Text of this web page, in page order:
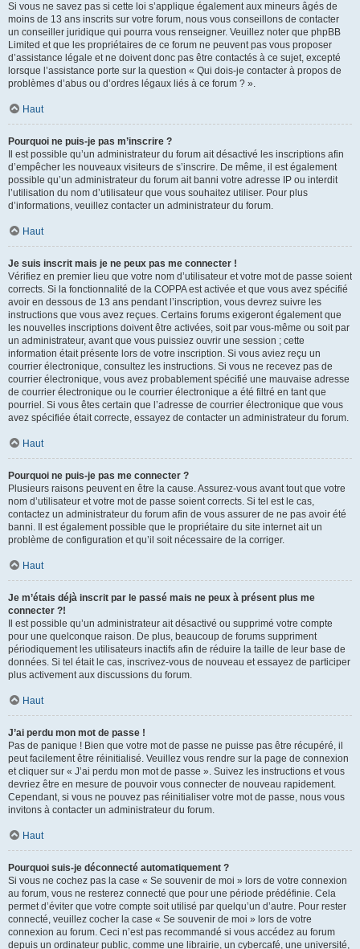
Si vous ne savez pas si cette loi s’applique également aux mineurs âgés de
moins de 13 ans inscrits sur votre forum, nous vous conseillons de contacter
un conseiller juridique qui pourra vous renseigner. Veuillez noter que phpBB
Limited et que les propriétaires de ce forum ne peuvent pas vous proposer
d’assistance légale et ne doivent donc pas être contactés à ce sujet, excepté
lorsque l’assistance porte sur la question « Qui dois-je contacter à propos de
problèmes d’abus ou d’ordres légaux liés à ce forum ? ».
Haut
Pourquoi ne puis-je pas m’inscrire ?
Il est possible qu’un administrateur du forum ait désactivé les inscriptions afin
d’empêcher les nouveaux visiteurs de s’inscrire. De même, il est également
possible qu’un administrateur du forum ait banni votre adresse IP ou interdit
l’utilisation du nom d’utilisateur que vous souhaitez utiliser. Pour plus
d’informations, veuillez contacter un administrateur du forum.
Haut
Je suis inscrit mais je ne peux pas me connecter !
Vérifiez en premier lieu que votre nom d’utilisateur et votre mot de passe soient
corrects. Si la fonctionnalité de la COPPA est activée et que vous avez spécifié
avoir en dessous de 13 ans pendant l’inscription, vous devrez suivre les
instructions que vous avez reçues. Certains forums exigeront également que
les nouvelles inscriptions doivent être activées, soit par vous-même ou soit par
un administrateur, avant que vous puissiez ouvrir une session ; cette
information était présente lors de votre inscription. Si vous aviez reçu un
courrier électronique, consultez les instructions. Si vous ne recevez pas de
courrier électronique, vous avez probablement spécifié une mauvaise adresse
de courrier électronique ou le courrier électronique a été filtré en tant que
pourriel. Si vous êtes certain que l’adresse de courrier électronique que vous
avez spécifiée était correcte, essayez de contacter un administrateur du forum.
Haut
Pourquoi ne puis-je pas me connecter ?
Plusieurs raisons peuvent en être la cause. Assurez-vous avant tout que votre
nom d’utilisateur et votre mot de passe soient corrects. Si tel est le cas,
contactez un administrateur du forum afin de vous assurer de ne pas avoir été
banni. Il est également possible que le propriétaire du site internet ait un
problème de configuration et qu’il soit nécessaire de la corriger.
Haut
Je m’étais déjà inscrit par le passé mais ne peux à présent plus me
connecter ?!
Il est possible qu’un administrateur ait désactivé ou supprimé votre compte
pour une quelconque raison. De plus, beaucoup de forums suppriment
périodiquement les utilisateurs inactifs afin de réduire la taille de leur base de
données. Si tel était le cas, inscrivez-vous de nouveau et essayez de participer
plus activement aux discussions du forum.
Haut
J’ai perdu mon mot de passe !
Pas de panique ! Bien que votre mot de passe ne puisse pas être récupéré, il
peut facilement être réinitialisé. Veuillez vous rendre sur la page de connexion
et cliquer sur « J’ai perdu mon mot de passe ». Suivez les instructions et vous
devriez être en mesure de pouvoir vous connecter de nouveau rapidement.
Cependant, si vous ne pouvez pas réinitialiser votre mot de passe, nous vous
invitons à contacter un administrateur du forum.
Haut
Pourquoi suis-je déconnecté automatiquement ?
Si vous ne cochez pas la case « Se souvenir de moi » lors de votre connexion
au forum, vous ne resterez connecté que pour une période prédéfinie. Cela
permet d’éviter que votre compte soit utilisé par quelqu’un d’autre. Pour rester
connecté, veuillez cocher la case « Se souvenir de moi » lors de votre
connexion au forum. Ceci n’est pas recommandé si vous accédez au forum
depuis un ordinateur public, comme une librairie, un cybercafé, une université,